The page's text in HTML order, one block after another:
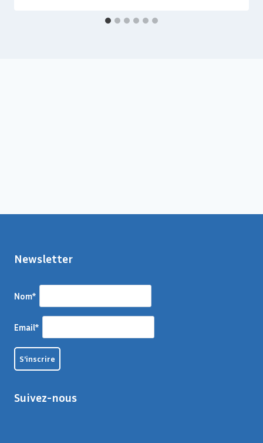
Newsletter
Nom*
Email*
Suivez-nous